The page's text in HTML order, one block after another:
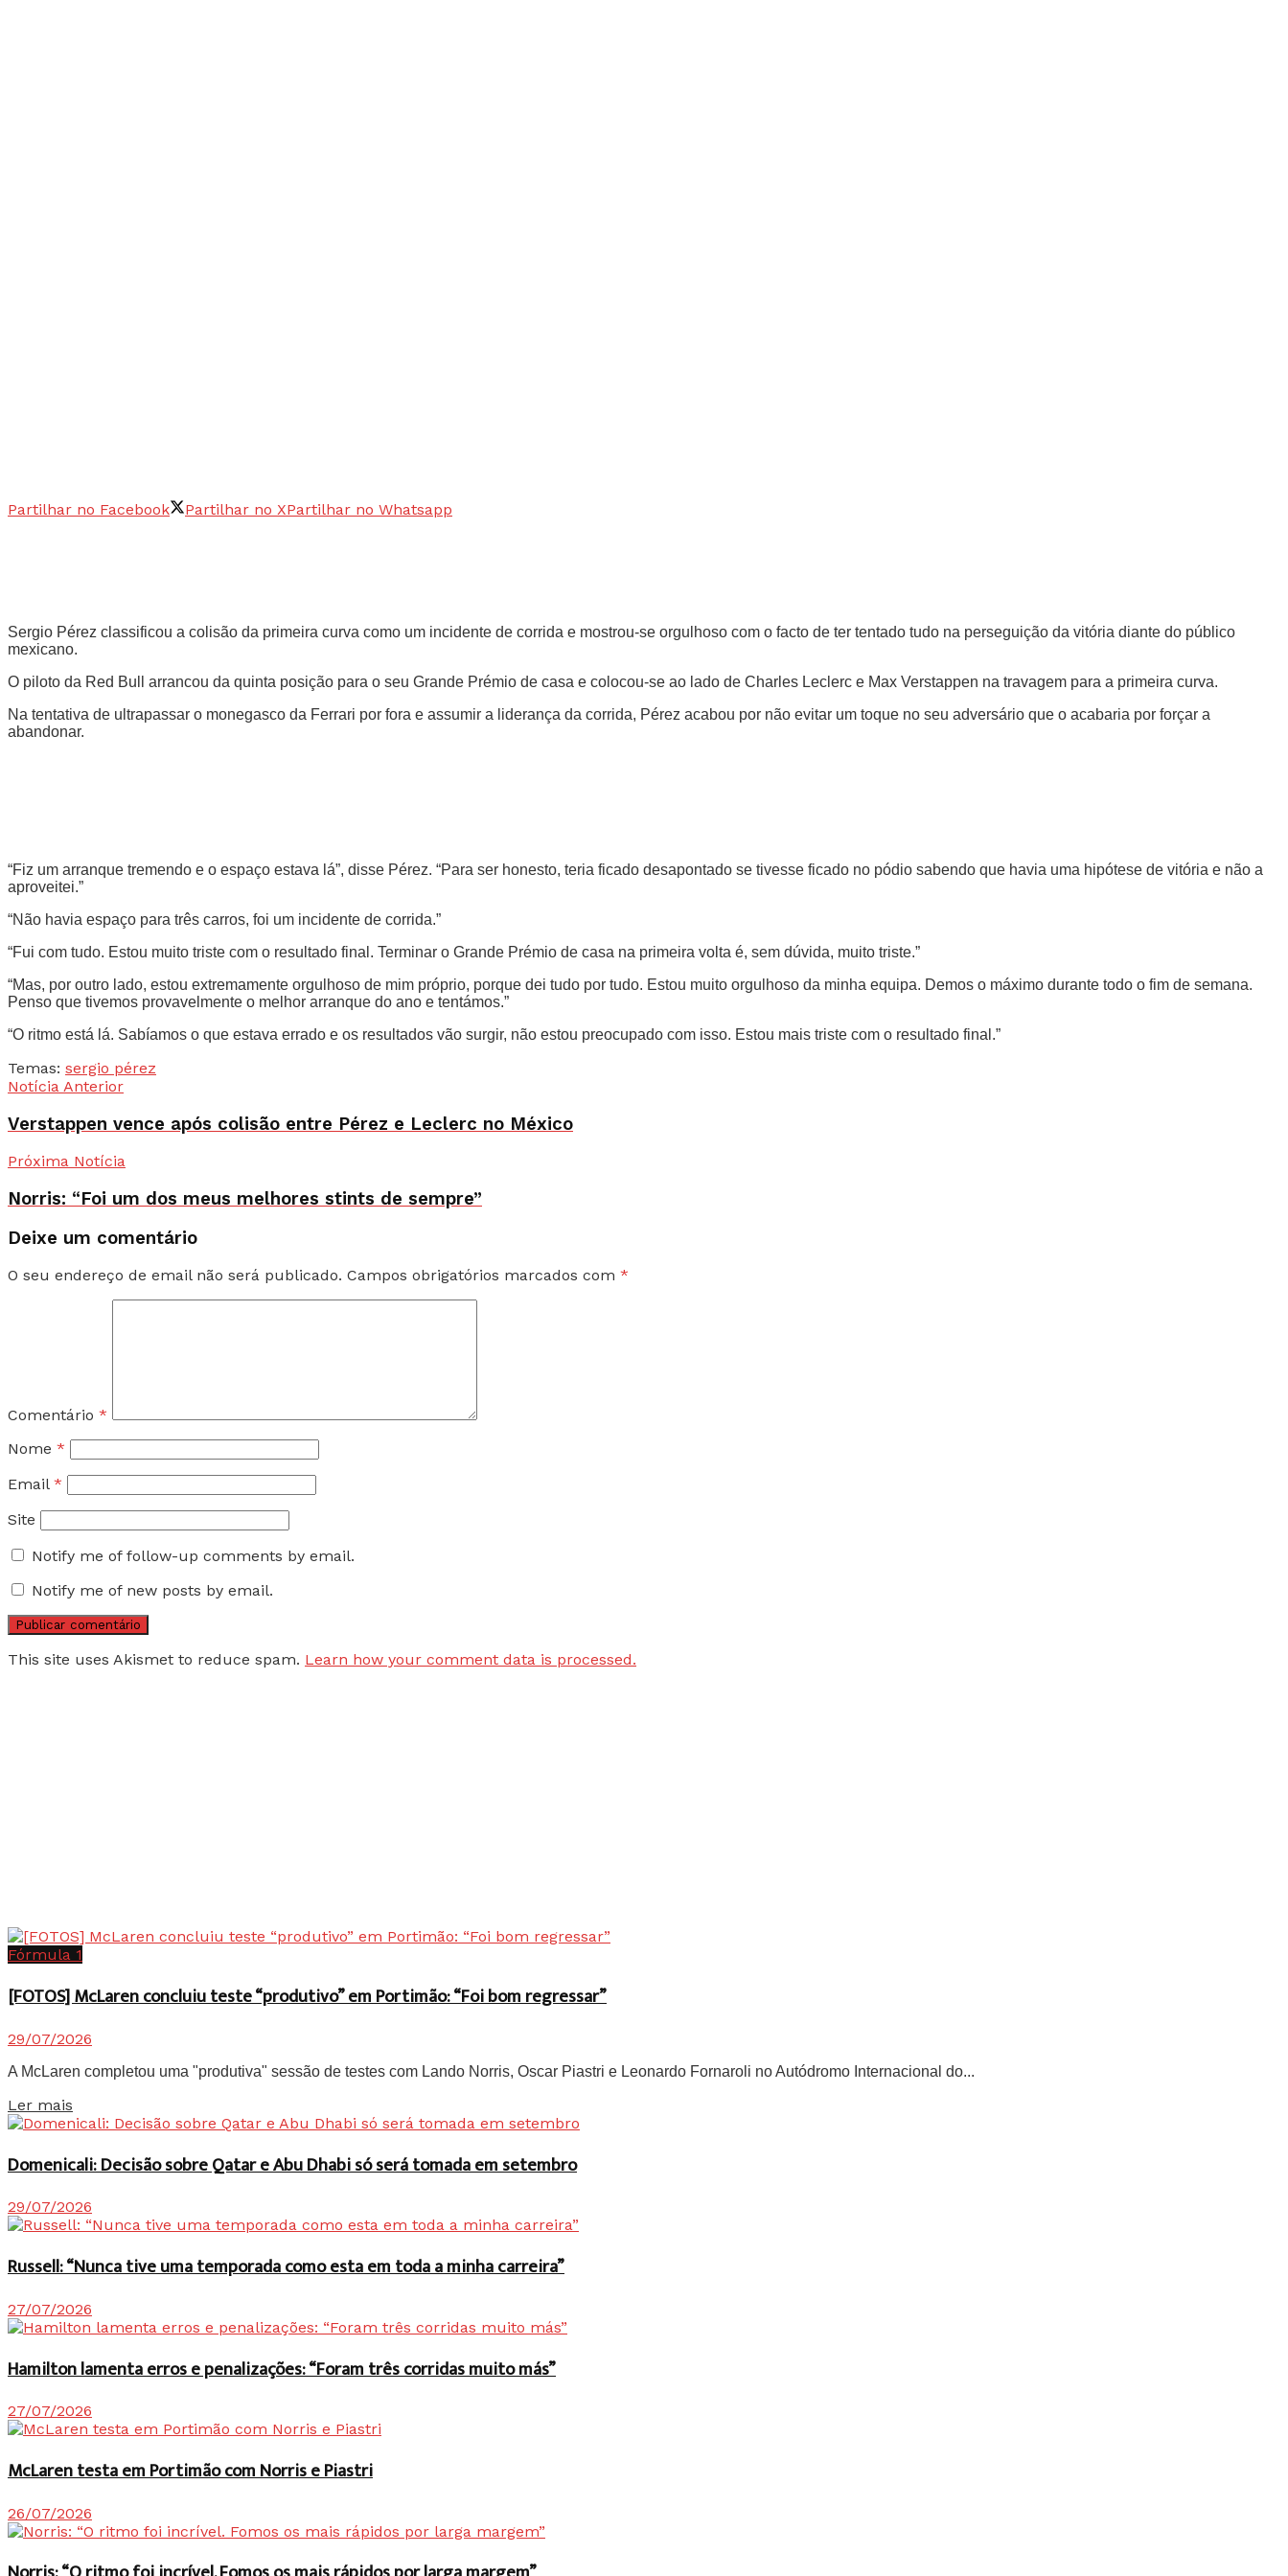
Partilhar no Facebook Partilhar no XPartilhar no Whatsapp
Sergio Pérez classificou a colisão da primeira curva como um incidente de corrida e mostrou-se orgulhoso com o facto de ter tentado tudo na perseguição da vitória diante do público
mexicano.
O piloto da Red Bull arrancou da quinta posição para o seu Grande Prémio de casa e colocou-se ao lado de Charles Leclerc e Max Verstappen na travagem para a primeira curva.
Na tentativa de ultrapassar o monegasco da Ferrari por fora e assumir a liderança da corrida, Pérez acabou por não evitar um toque no seu adversário que o acabaria por forçar a
abandonar.
“Fiz um arranque tremendo e o espaço estava lá”, disse Pérez. “Para ser honesto, teria ficado desapontado se tivesse ficado no pódio sabendo que havia uma hipótese de vitória e não a
aproveitei.”
“Não havia espaço para três carros, foi um incidente de corrida.”
“Fui com tudo. Estou muito triste com o resultado final. Terminar o Grande Prémio de casa na primeira volta é, sem dúvida, muito triste.”
“Mas, por outro lado, estou extremamente orgulhoso de mim próprio, porque dei tudo por tudo. Estou muito orgulhoso da minha equipa. Demos o máximo durante todo o fim de semana.
Penso que tivemos provavelmente o melhor arranque do ano e tentámos.”
“O ritmo está lá. Sabíamos o que estava errado e os resultados vão surgir, não estou preocupado com isso. Estou mais triste com o resultado final.”
Temas: sergio pérez
Notícia Anterior
Verstappen vence após colisão entre Pérez e Leclerc no México
Próxima Notícia
Norris: “Foi um dos meus melhores stints de sempre”
Deixe um comentário
O seu endereço de email não será publicado. Campos obrigatórios marcados com *
Comentário *
Nome *
Email *
Site
Notify me of follow-up comments by email.
Notify me of new posts by email.
This site uses Akismet to reduce spam. Learn how your comment data is processed.
Fórmula 1
[FOTOS] McLaren concluiu teste “produtivo” em Portimão: “Foi bom regressar”
29/07/2026
A McLaren completou uma "produtiva" sessão de testes com Lando Norris, Oscar Piastri e Leonardo Fornaroli no Autódromo Internacional do...
Ler mais
Domenicali: Decisão sobre Qatar e Abu Dhabi só será tomada em setembro
29/07/2026
Russell: “Nunca tive uma temporada como esta em toda a minha carreira”
27/07/2026
Hamilton lamenta erros e penalizações: “Foram três corridas muito más”
27/07/2026
McLaren testa em Portimão com Norris e Piastri
26/07/2026